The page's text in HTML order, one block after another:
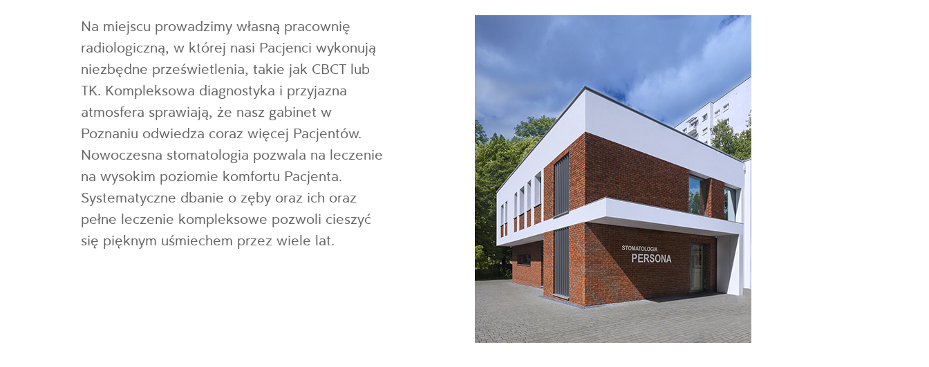
Na miejscu prowadzimy własną pracownię
radiologiczną, w której nasi Pacjenci wykonują
niezbędne prześwietlenia, takie jak CBCT lub
TK. Kompleksowa diagnostyka i przyjazna
atmosfera sprawiają, że nasz gabinet w
Poznaniu odwiedza coraz więcej Pacjentów.
Nowoczesna stomatologia pozwala na leczenie
na wysokim poziomie komfortu Pacjenta.
Systematyczne dbanie o zęby oraz ich oraz
pełne leczenie kompleksowe pozwoli cieszyć
się pięknym uśmiechem przez wiele lat.